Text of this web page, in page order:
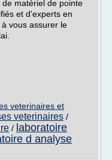
matériel de pointe
et d'experts en
vous assurer le
veterinaires et
veterinaires /
/ laboratoire
d analyse